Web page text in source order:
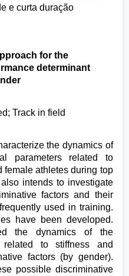
e curta duração
for the
determinant
Track in field
the dynamics of
parameters related to
female athletes during top
intends to investigate
factors and their
used in training.
have been developed.
the dynamics of the
related to stiffness and
factors (by gender).
possible discriminative